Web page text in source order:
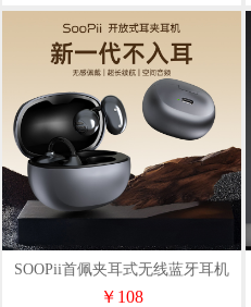
SOOPii首佩夹耳式无线蓝牙耳机
T10
￥108